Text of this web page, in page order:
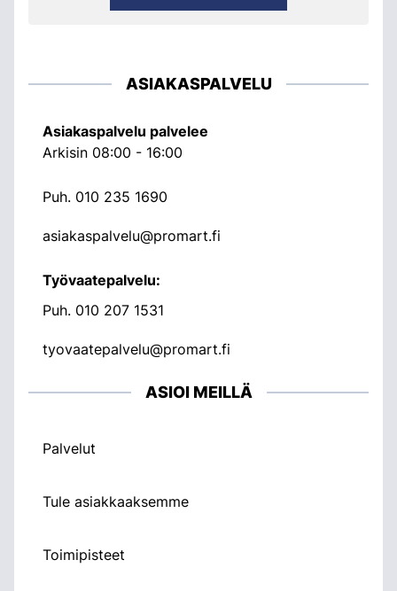
ASIAKASPALVELU
Asiakaspalvelu palvelee
Arkisin 08:00 - 16:00
Puh. 010 235 1690
asiakaspalvelu@promart.fi
Työvaatepalvelu:
Puh. 010 207 1531
tyovaatepalvelu@promart.fi
ASIOI MEILLÄ
Palvelut
Tule asiakkaaksemme
Toimipisteet